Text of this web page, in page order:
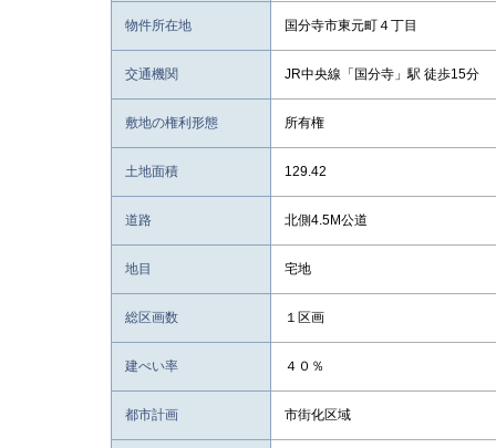
物件所在地 国分寺市東元町４丁目
交通機関 JR中央線「国分寺」駅 徒歩15分
敷地の権利形態 所有権
土地面積 129.42
道路 北側4.5M公道
地目 宅地
総区画数 １区画
建ぺい率 ４０％
都市計画 市街化区域